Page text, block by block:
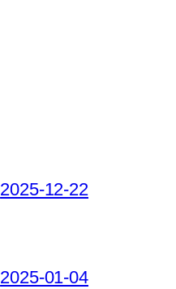
2025-12-22
2025-01-04